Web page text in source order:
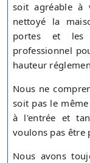
soit agréable à
nettoyé la
portes et les
professionnel
hauteur
Nous ne
soit pas le
à l'entrée et
voulons pas être
Nous avons